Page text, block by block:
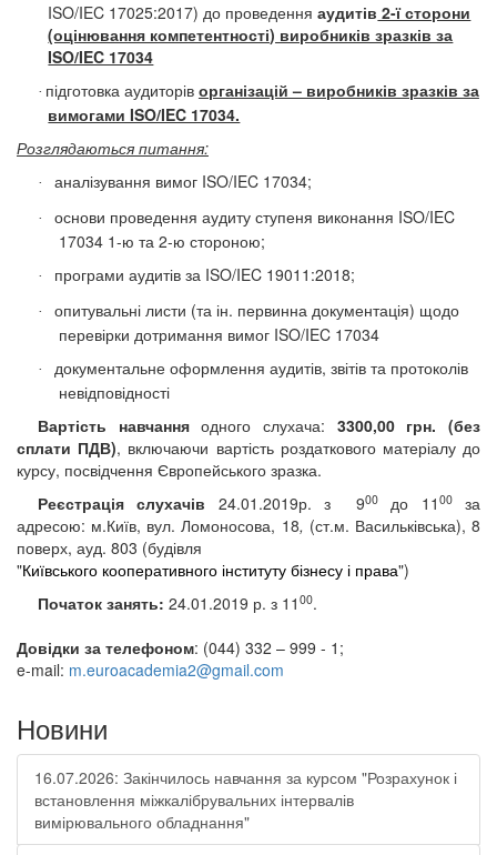
ISO/IEC 17025:2017) до проведенняаудитів 2-ї сторони
(оцінювання компетентності) виробників зразків за
ISO/IEC 17034
· підготовка аудиторів організацій – виробників зразків за
вимогами ISO/IEC 17034.
Розглядаються питання:
· аналізування вимог ISO/IEC 17034;
·
основи проведення аудиту ступеня виконання ISO/IEC
17034 1-ю та 2-ю стороною;
· програми аудитів за ISO/IEC 19011:2018;
·
опитувальні листи (та ін. первинна документація) щодо
перевірки дотримання вимог ISO/IEC 17034
·
документальне оформлення аудитів, звітів та протоколів
невідповідності
Вартість навчанняодного слухача: 3300,00 грн. (без
сплати ПДВ), включаючи вартість роздаткового матеріалу до
курсу, посвідчення Європейського зразка.
Реєстрація слухачів
24.01.2019р. з 900до 1 1 00за
адресою: м.Київ, вул. Ломоносова, 18, (ст.м. Васильківська), 8
поверх, ауд. 803 (будівля
"Київського кооперативного інституту бізнесу і права")
Початок занять: 24.01.2019 р. з 11 00.
Довідки за телефоном: (044) 332 – 999 - 1;
e-mail: m.euroacademia2@gmail.com
Новини
16.07.2026: Закінчилось навчання за курсом "Розрахунок і
встановлення міжкалібрувальних інтервалів
вимірювального обладнання"